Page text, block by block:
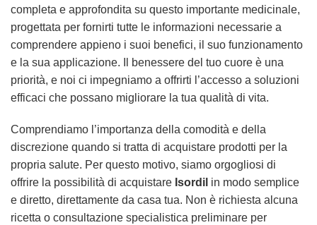
completa e approfondita su questo importante medicinale,
progettata per fornirti tutte le informazioni necessarie a
comprendere appieno i suoi benefici, il suo funzionamento
e la sua applicazione. Il benessere del tuo cuore è una
priorità, e noi ci impegniamo a offrirti l’accesso a soluzioni
efficaci che possano migliorare la tua qualità di vita.
Comprendiamo l’importanza della comodità e della
discrezione quando si tratta di acquistare prodotti per la
propria salute. Per questo motivo, siamo orgogliosi di
offrire la possibilità di acquistare Isordil in modo semplice
e diretto, direttamente da casa tua. Non è richiesta alcuna
ricetta o consultazione specialistica preliminare per